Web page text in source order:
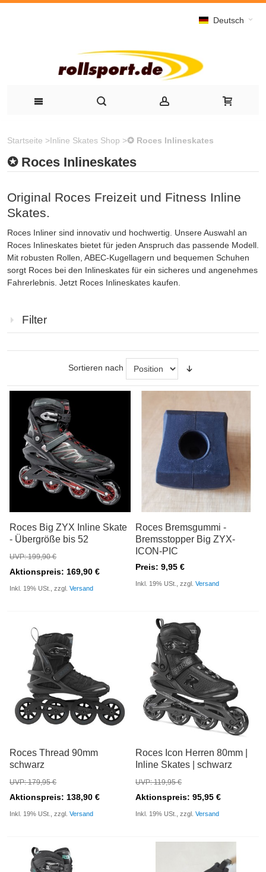
Deutsch
Startseite >Inline Skates Shop >✪ Roces Inlineskates
✪ Roces Inlineskates
Original Roces Freizeit und Fitness Inline
Skates.
Roces Inliner sind innovativ und hochwertig. Unsere Auswahl an
Roces Inlineskates bietet für jeden Anspruch das passende Modell.
Mit robusten Rollen, ABEC-Kugellagern und bequemen Schuhen
sorgt Roces bei den Inlineskates für ein sicheres und angenehmes
Fahrerlebnis. Jetzt Roces Inlineskates kaufen.
Filter
Sortieren nach
Roces Big ZYX Inline Skate
- Übergröße bis 52
UVP: 199,90 €
Aktionspreis: 169,90 €
Inkl. 19% USt., zzgl.Versand
Roces Bremsgummi -
Bremsstopper Big ZYX-
ICON-PIC
Preis: 9,95 €
Inkl. 19% USt., zzgl.Versand
Roces Thread 90mm
schwarz
UVP: 179,95 €
Aktionspreis: 138,90 €
Inkl. 19% USt., zzgl.Versand
Roces Icon Herren 80mm |
Inline Skates | schwarz
UVP: 119,95 €
Aktionspreis: 95,95 €
Inkl. 19% USt., zzgl.Versand